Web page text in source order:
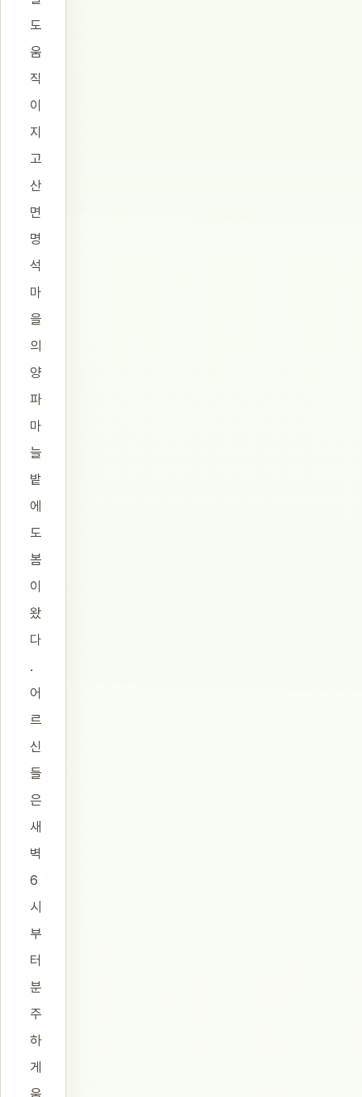
도
움
직
이
지
고
산
면
명
석
마
을
의
양
파
마
늘
밭
에
도
봄
이
왔
다
.
어
르
신
들
은
새
벽
6
시
부
터
분
주
하
게